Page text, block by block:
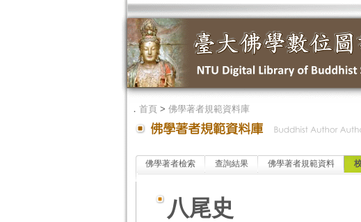
． 首頁> 佛學著者規範資料庫
佛學著者檢索 查詢結果 佛學著者規範資料
八尾史